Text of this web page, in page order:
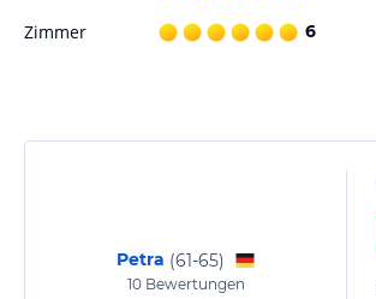
Zimmer 6
Petra (61-65)
10 Bewertungen